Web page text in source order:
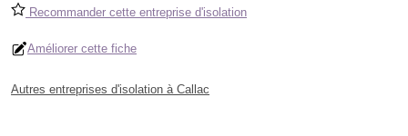
Recommander cette entreprise d'isolation
Améliorer cette fiche
Autres entreprises d'isolation à Callac